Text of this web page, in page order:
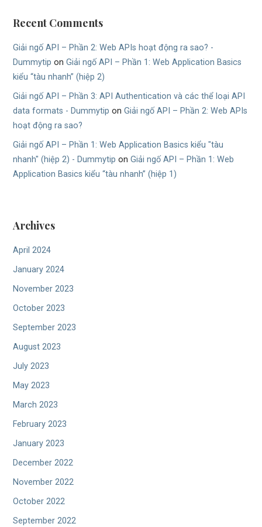
Recent Comments
Giải ngố API – Phần 2: Web APIs hoạt động ra sao? -
Dummytip onGiải ngố API – Phần 1: Web Application Basics
kiểu “tàu nhanh” (hiệp 2)
Giải ngố API – Phần 3: API Authentication và các thể loại API
data formats - Dummytip onGiải ngố API – Phần 2: Web APIs
hoạt động ra sao?
Giải ngố API – Phần 1: Web Application Basics kiểu "tàu
nhanh" (hiệp 2) - Dummytip onGiải ngố API – Phần 1: Web
Application Basics kiểu “tàu nhanh” (hiệp 1)
Archives
April 2024
January 2024
November 2023
October 2023
September 2023
August 2023
July 2023
May 2023
March 2023
February 2023
January 2023
December 2022
November 2022
October 2022
September 2022